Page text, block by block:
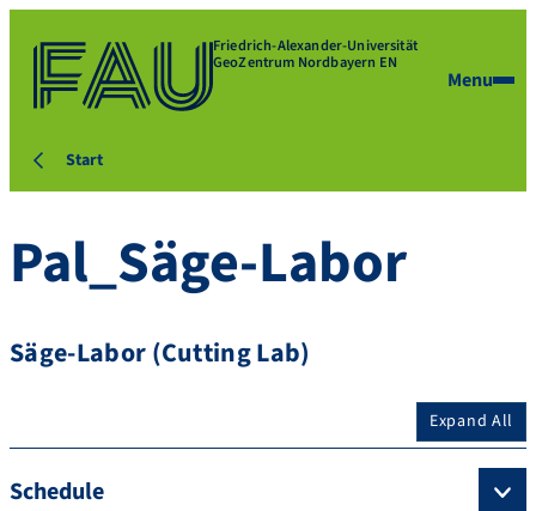
Friedrich-Alexander-Universität
GeoZentrum Nordbayern EN
Menu
Start
Pal_Säge-Labor
Säge-Labor (Cutting Lab)
Expand All
Schedule